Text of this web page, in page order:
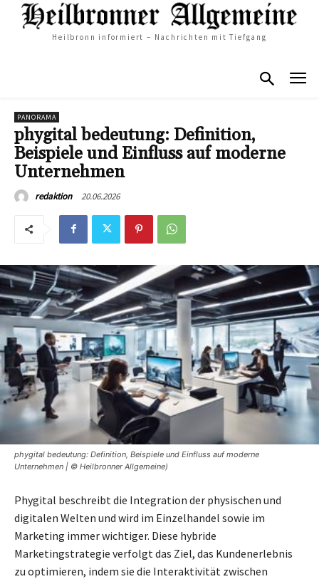
Heilbronn informiert – Nachrichten mit Tiefgang
PANORAMA
phygital bedeutung: Definition,
Beispiele und Einfluss auf moderne
Unternehmen
redaktion 20.06.2026
phygital bedeutung: Definition, Beispiele und Einfluss auf moderne
Unternehmen | © Heilbronner Allgemeine)
Phygital beschreibt die Integration der physischen und
digitalen Welten und wird im Einzelhandel sowie im
Marketing immer wichtiger. Diese hybride
Marketingstrategie verfolgt das Ziel, das Kundenerlebnis
zu optimieren, indem sie die Interaktivität zwischen